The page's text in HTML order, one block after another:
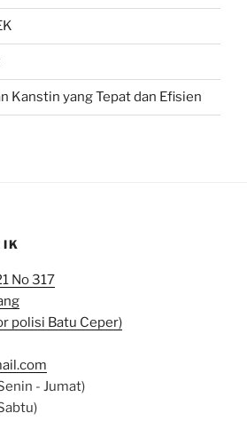
Kanstin yang Tepat dan Efisien
No 317
polisi Batu Ceper)
- Jumat)